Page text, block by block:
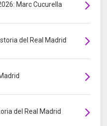
Marc Cucurella
del Real Madrid
del Real Madrid